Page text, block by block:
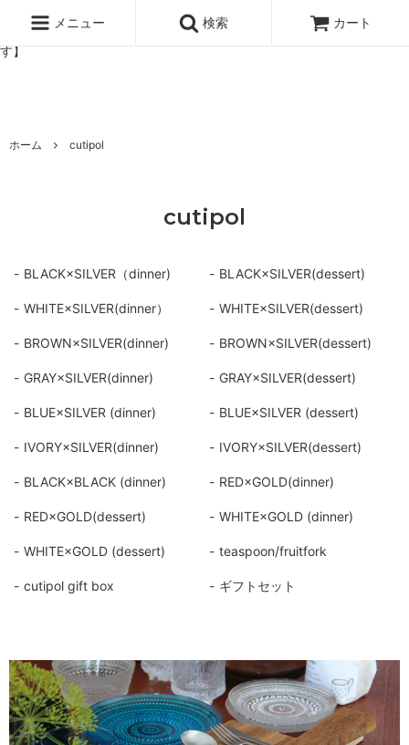
ッタのオンラインストア【アラビア,クイストゴーなどの北欧ヴィンテ
ージ食器,雅峰窯やソルテグラスジュエリーなどの作家の作品が並びま
す】
メニュー 検索 カート
ホーム cutipol
cutipol
BLACK×SILVER（dinner) BLACK×SILVER(dessert)
WHITE×SILVER(dinner） WHITE×SILVER(dessert)
BROWN×SILVER(dinner) BROWN×SILVER(dessert)
GRAY×SILVER(dinner) GRAY×SILVER(dessert)
BLUE×SILVER (dinner) BLUE×SILVER (dessert)
IVORY×SILVER(dinner) IVORY×SILVER(dessert)
BLACK×BLACK (dinner) RED×GOLD(dinner)
RED×GOLD(dessert) WHITE×GOLD (dinner)
WHITE×GOLD (dessert) teaspoon/fruitfork
cutipol gift box ギフトセット